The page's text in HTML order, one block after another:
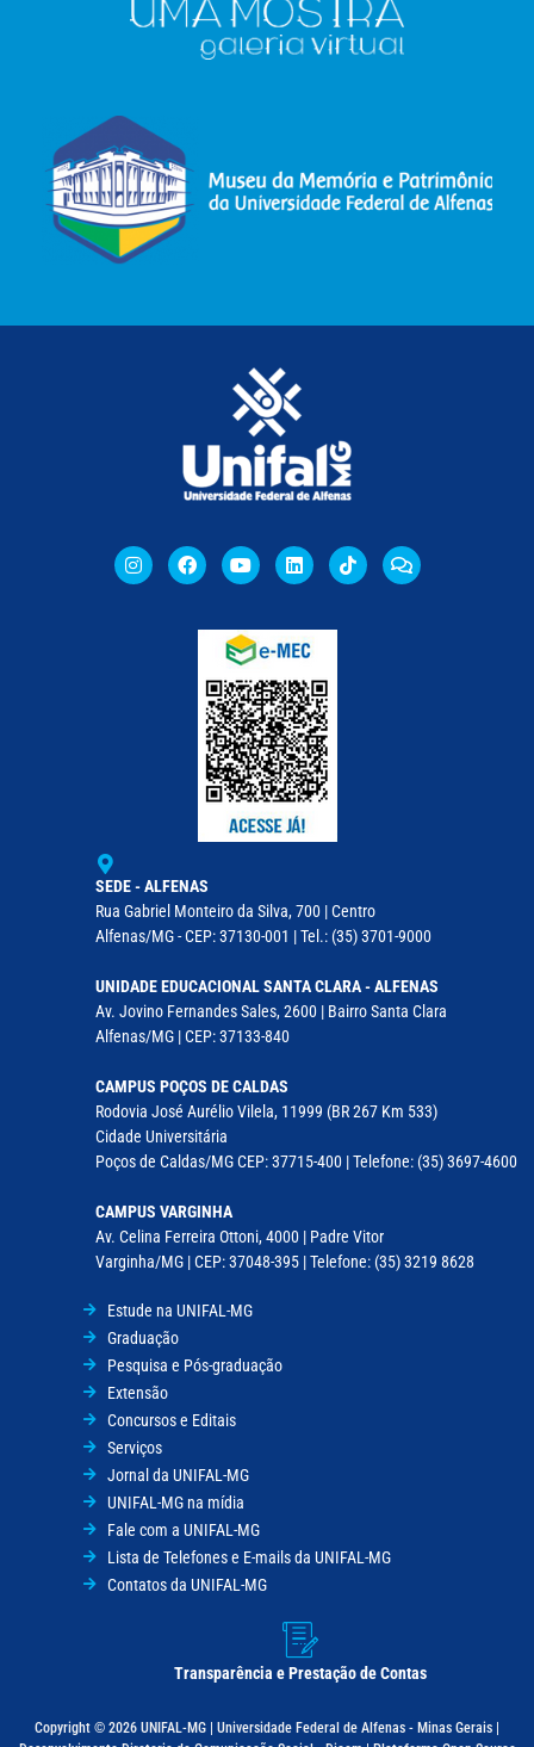
SEDE - ALFENAS
Rua Gabriel Monteiro da Silva, 700 | Centro
Alfenas/MG - CEP: 37130-001 | Tel.: (35) 3701-9000
UNIDADE EDUCACIONAL SANTA CLARA - ALFENAS
Av. Jovino Fernandes Sales, 2600 | Bairro Santa Clara
Alfenas/MG | CEP: 37133-840
CAMPUS POÇOS DE CALDAS
Rodovia José Aurélio Vilela, 11999 (BR 267 Km 533)
Cidade Universitária
Poços de Caldas/MG CEP: 37715-400 | Telefone: (35) 3697-4600
CAMPUS VARGINHA
Av. Celina Ferreira Ottoni, 4000 | Padre Vitor
Varginha/MG | CEP: 37048-395 | Telefone: (35) 3219 8628
Estude na UNIFAL-MG
Graduação
Pesquisa e Pós-graduação
Extensão
Concursos e Editais
Serviços
Jornal da UNIFAL-MG
UNIFAL-MG na mídia
Fale com a UNIFAL-MG
Lista de Telefones e E-mails da UNIFAL-MG
Contatos da UNIFAL-MG
Transparência e Prestação de Contas
Copyright © 2026 UNIFAL-MG | Universidade Federal de Alfenas - Minas Gerais |